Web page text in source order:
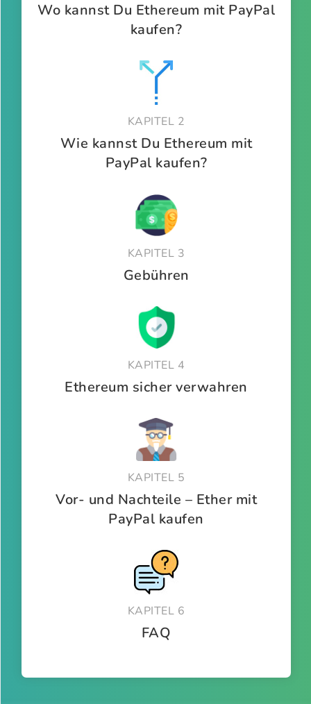
Wo kannst Du Ethereum mit PayPal
kaufen?
KAPITEL 2
Wie kannst Du Ethereum mit
PayPal kaufen?
KAPITEL 3
Gebühren
KAPITEL 4
Ethereum sicher verwahren
KAPITEL 5
Vor- und Nachteile – Ether mit
PayPal kaufen
KAPITEL 6
FAQ